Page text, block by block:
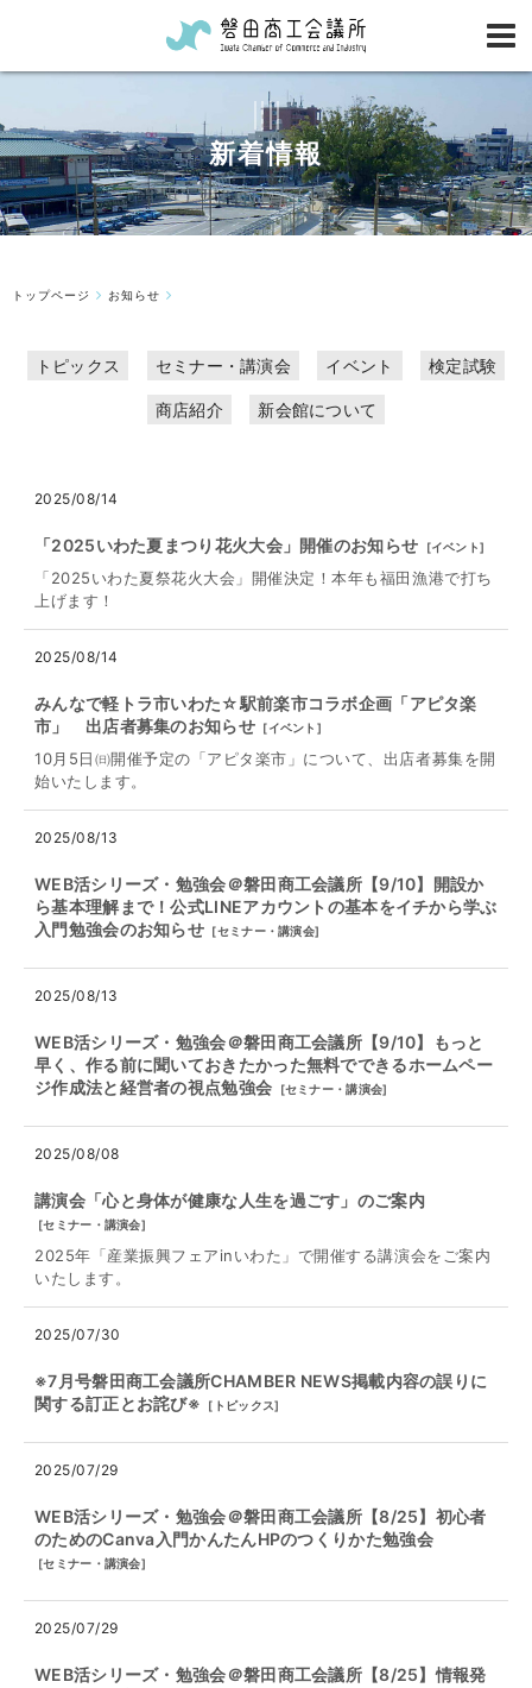
新着情報
トップページ お知らせ
トピックス セミナー・講演会 イベント 検定試験
商店紹介 新会館について
2025/08/14
「2025いわた夏まつり花火大会」開催のお知らせ [イベント]
「2025いわた夏祭花火大会」開催決定！本年も福田漁港で打ち
上げます！
2025/08/14
みんなで軽トラ市いわた☆駅前楽市コラボ企画「アピタ楽
市」 出店者募集のお知らせ [イベント ]
10月5日㈰開催予定の「アピタ楽市」について、出店者募集を開
始いたします。
2025/08/13
WEB活シリーズ・勉強会＠磐田商工会議所【9/10】開設か
ら基本理解まで！公式LINEアカウントの基本をイチから学ぶ
入門勉強会のお知らせ [セミナー・講演会]
2025/08/13
WEB活シリーズ・勉強会＠磐田商工会議所【9/10】もっと
早く、作る前に聞いておきたかった無料でできるホームペー
ジ作成法と経営者の視点勉強会
[セミナー・講演会]
2025/08/08
講演会「心と身体が健康な人生を過ごす」のご案内
[セミナー・講演会]
2025年「産業振興フェアinいわた」で開催する講演会をご案内
いたします。
2025/07/30
※7月号磐田商工会議所CHAMBER NEWS掲載内容の誤りに
関する訂正とお詫び※
[ トピックス]
2025/07/29
WEB活シリーズ・勉強会＠磐田商工会議所【8/25】初心者
のためのCanva入門かんたんHPのつくりかた勉強会
[セミナー・講演会]
2025/07/29
WEB活シリーズ・勉強会＠磐田商工会議所【8/25】情報発